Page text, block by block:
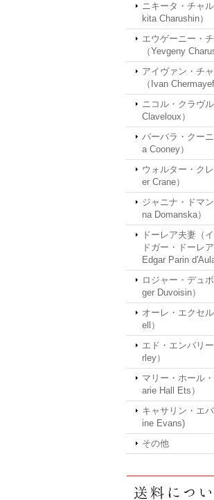
ニキータ・チャ
kita Charushin）
エウゲーニー・
（Yevgeny
アイヴァン・チ
（Ivan
ニコル・クラヴ
Claveloux）
バーバラ・クー
a Cooney）
ウォルター・ク
er Crane）
ジャニナ・ドマ
na Domanska）
ドーレア夫妻（
ドガー・ドーレ
Edgar Parin
ロジャー・デュ
ger Duvoisin）
オーレ・エクセ
ell）
エド・エンバリ
rley）
マリー・ホール
arie Hall Ets）
キャサリン・エ
ine Evans)
その他